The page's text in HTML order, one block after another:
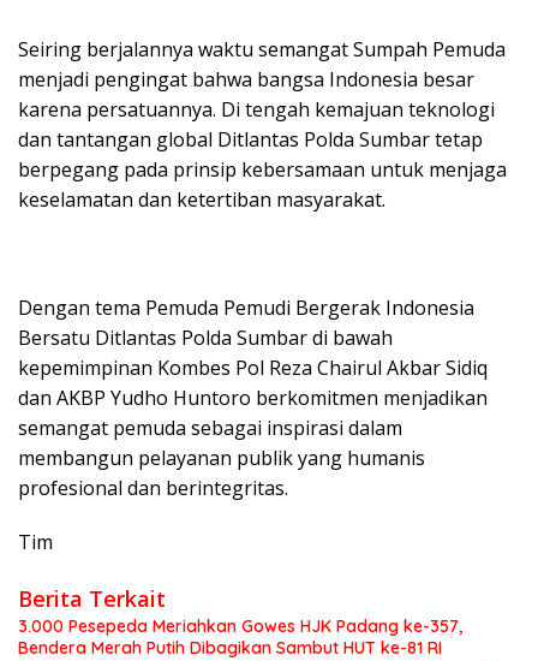
Seiring berjalannya waktu semangat Sumpah Pemuda
menjadi pengingat bahwa bangsa Indonesia besar
karena persatuannya. Di tengah kemajuan teknologi
dan tantangan global Ditlantas Polda Sumbar tetap
berpegang pada prinsip kebersamaan untuk menjaga
keselamatan dan ketertiban masyarakat.
Dengan tema Pemuda Pemudi Bergerak Indonesia
Bersatu Ditlantas Polda Sumbar di bawah
kepemimpinan Kombes Pol Reza Chairul Akbar Sidiq
dan AKBP Yudho Huntoro berkomitmen menjadikan
semangat pemuda sebagai inspirasi dalam
membangun pelayanan publik yang humanis
profesional dan berintegritas.
Tim
Berita Terkait
3.000 Pesepeda Meriahkan Gowes HJK Padang ke-357,
Bendera Merah Putih Dibagikan Sambut HUT ke-81 RI